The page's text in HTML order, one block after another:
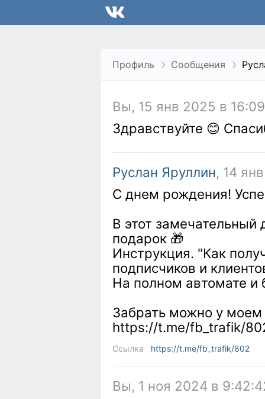
Профиль Сообщения
Вы, 15 янв 2025 в
Здравствуйте 😊
Руслан Яруллин, 14
С днем рождения!
В этот замечательный
подарок 🎁
Инструкция. "Как
подписчиков и
На полном автомате и
Забрать можно у моем
https://t.me/fb_trafik/
Ссылка https://t.me/fb_trafik/802
Вы, 1 ноя 2024 в